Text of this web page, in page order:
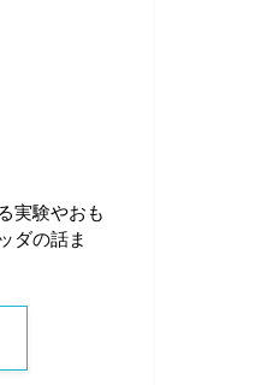
実験やおも
ダの話ま